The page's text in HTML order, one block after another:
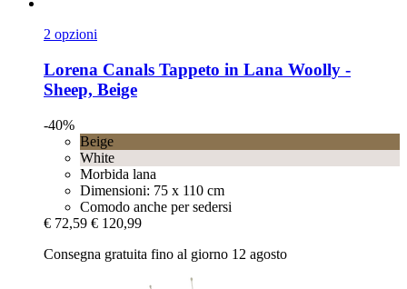
2 opzioni
Lorena Canals Tappeto in Lana Woolly -​
Sheep, Beige
-40%
Beige
White
Morbida lana
Dimensioni: 75 x 110 cm
Comodo anche per sedersi
€ 72,59 € 120,99
Consegna gratuita fino al giorno 12 agosto